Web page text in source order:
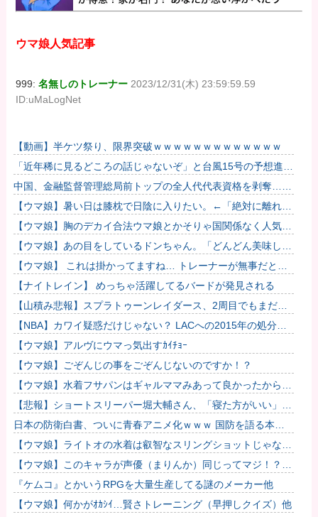
ウマ娘人気記事
999:名無しのトレーナー 2023/12/31(木) 23:59:59.59
ID:uMaLogNet
【動画】半ケツ祭り、限界突破ｗｗｗｗｗｗｗｗｗｗｗｗｗ
「近年稀に見るどころの話じゃないぞ」と台風15号の予想進路
に困惑する人が多数、偏西風が全く通用していないんだけ
ど……
中国、金融監督管理総局前トップの全人代代表資格を剥奪…重
大な規律違反で！
【ウマ娘】暑い日は膝枕で日陰に入りたい。←「絶対に離れた
くない場所だな」
【ウマ娘】胸のデカイ合法ウマ娘とかそりゃ国関係なく人気出
るわな
【ウマ娘】あの目をしているドンちゃん。「どんどん美味しく
実る…♡」
【ウマ娘】 これは掛かってますね… トレーナーが無事だとい
いのですが…
【ナイトレイン】 めっちゃ活躍してるバードが発見される
【山積み悲報】スプラトゥーンレイダース、2周目でもまだ緑
茶ｗｗｗｗｗｗ
【NBA】カワイ疑惑だけじゃない？ LACへの2015年の処分が
再び注目
【ウマ娘】アルヴにウマっ気出すｶｲﾁｮｰ
【ウマ娘】ごぞんじの事をごぞんじないのですか！？
【ウマ娘】水着フサパンはギャルママみあって良かったから引
く
【悲報】ショートスリーパー堀大輔さん、「寝た方がいい」な
どと誹謗中傷され配信中に泣き出してしまう
日本の防衛白書、ついに青春アニメ化ｗｗｗ 国防を語る本な
のに表紙が謎すぎる
【ウマ娘】ライトオの水着は叡智なスリングショットじゃなく
て多分これ。
【ウマ娘】このキャラが声優（まりんか）同じってマジ！？
←「スズカさんみたいな演技の方がレアだと聞いて驚いたよ」
『ケムコ』とかいうRPGを大量生産してる謎のメーカー他
【ウマ娘】何かがｵｶｼｲ…賢さトレーニング（早押しクイズ）他